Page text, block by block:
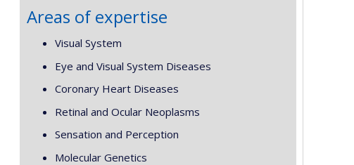
Areas of expertise
Visual System
Eye and Visual System Diseases
Coronary Heart Diseases
Retinal and Ocular Neoplasms
Sensation and Perception
Molecular Genetics